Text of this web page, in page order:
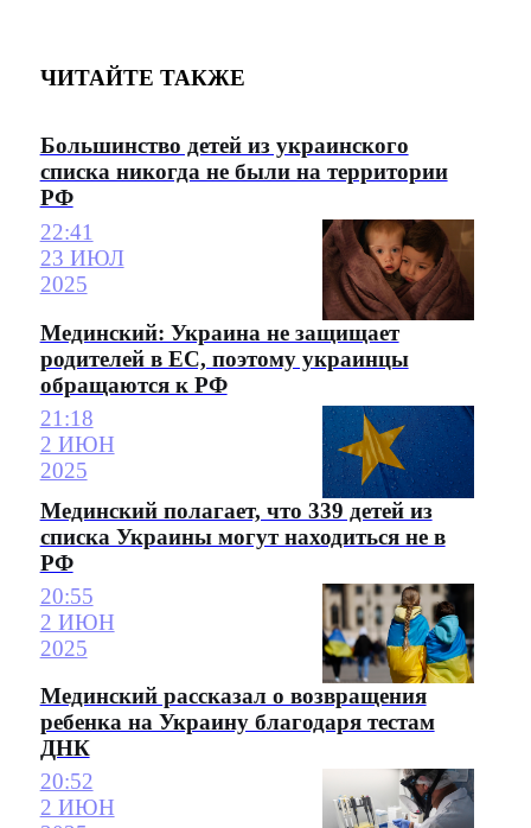
ЧИТАЙТЕ ТАКЖЕ
Большинство детей из украинского
списка никогда не были на территории
РФ
22:41
23 ИЮЛ
2025
Мединский: Украина не защищает
родителей в ЕС, поэтому украинцы
обращаются к РФ
21:18
2 ИЮН
2025
Мединский полагает, что 339 детей из
списка Украины могут находиться не в
РФ
20:55
2 ИЮН
2025
Мединский рассказал о возвращения
ребенка на Украину благодаря тестам
ДНК
20:52
2 ИЮН